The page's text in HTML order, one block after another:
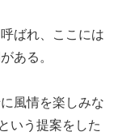
ばれ、ここには
ある。
風情を楽しみな
いう提案をした